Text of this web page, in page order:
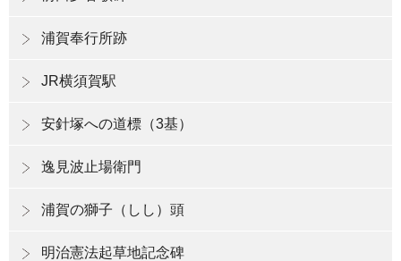
浦賀奉行所跡
JR横須賀駅
安針塚への道標（3基）
逸見波止場衛門
浦賀の獅子（しし）頭
明治憲法起草地記念碑